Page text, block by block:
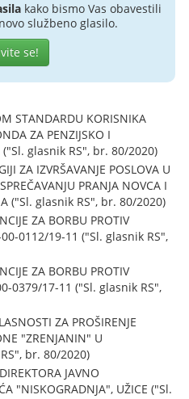
kako bismo Vas obavestili
službeno glasilo.
se!
STANDARDU KORISNIKA
ZA PENZIJSKO I
("Sl. glasnik RS", br. 80/2020)
ZA IZVRŠAVANJE POSLOVA U
PRANJA NOVCA I
("Sl. glasnik RS", br. 80/2020)
ZA BORBU PROTIV
00-0112/19-11 ("Sl. glasnik RS",
ZA BORBU PROTIV
0379/17-11 ("Sl. glasnik RS",
ZA PROŠIRENJE
"ZRENJANIN" U
br. 80/2020)
JAVNO
"NISKOGRADNJA", UŽICE ("Sl.